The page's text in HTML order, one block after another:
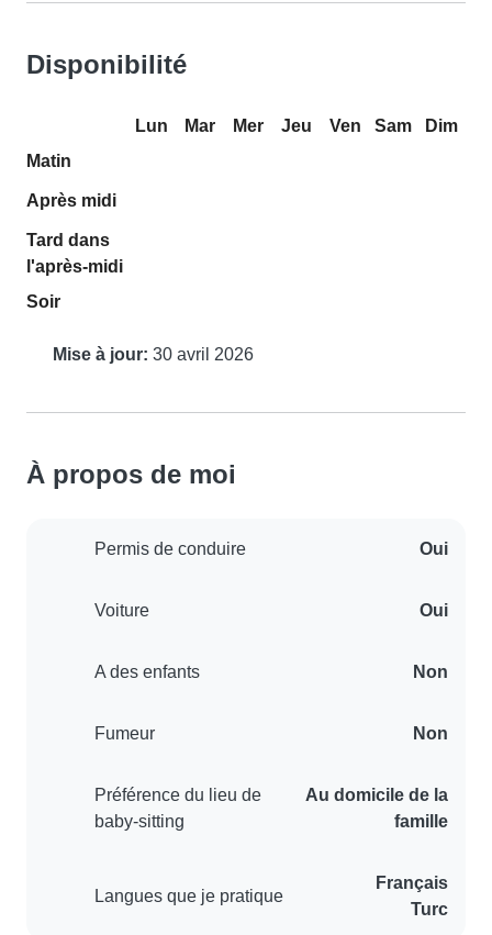
Disponibilité
Lun Mar Mer Jeu Ven Sam
Dim
Matin
Après midi
Tard dans
l'après-midi
Soir
Mise à jour: 30 avril 2026
À propos de moi
Permis de conduire Oui
Voiture Oui
A des enfants Non
Fumeur Non
Préférence du lieu de
baby-sitting
Au domicile de la
famille
Langues que je pratique
Français
Turc